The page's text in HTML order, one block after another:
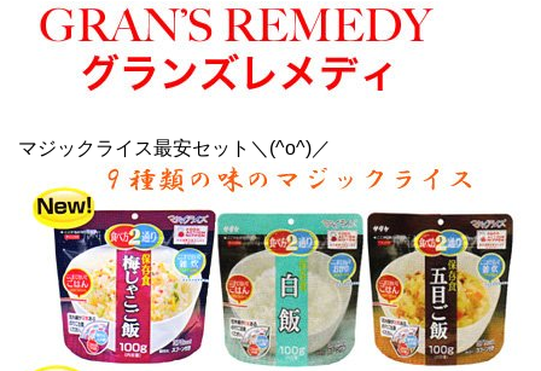
マジックライス最安セット＼(^o^)／